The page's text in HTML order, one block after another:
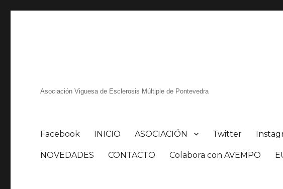
Asociación Viguesa de Esclerosis Múltiple de Pontevedra
Facebook INICIO ASOCIACIÓN Twitter
NOVEDADES CONTACTO Colabora con AVEMPO